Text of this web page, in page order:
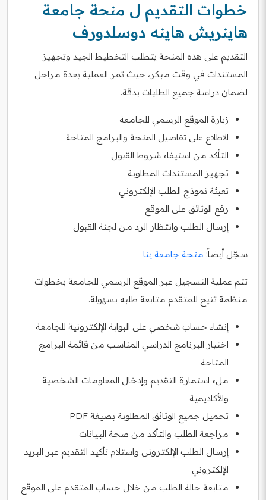
خطوات التقديم ل منحة جامعة
هاينريش هاينه دوسلدورف
التقديم على هذه المنحة يتطلب التخطيط الجيد وتجهيز
المستندات في وقت مبكر، حيث تمر العملية بعدة مراحل
لضمان دراسة جميع الطلبات بدقة.
زيارة الموقع الرسمي للجامعة
الاطلاع على تفاصيل المنحة والبرامج المتاحة
التأكد من استيفاء شروط القبول
تجهيز المستندات المطلوبة
تعبئة نموذج الطلب الإلكتروني
رفع الوثائق على الموقع
إرسال الطلب وانتظار الرد من لجنة القبول
سجّل أيضاً: منحة جامعة ينا
تتم عملية التسجيل عبر الموقع الرسمي للجامعة بخطوات
منظمة تتيح للمتقدم متابعة طلبه بسهولة.
إنشاء حساب شخصي على البوابة الإلكترونية للجامعة
اختيار البرنامج الدراسي المناسب من قائمة البرامج
المتاحة
ملء استمارة التقديم وإدخال المعلومات الشخصية
والأكاديمية
تحميل جميع الوثائق المطلوبة بصيغة PDF
مراجعة الطلب والتأكد من صحة البيانات
إرسال الطلب الإلكتروني واستلام تأكيد التقديم عبر البريد
الإلكتروني
متابعة حالة الطلب من خلال حساب المتقدم على الموقع